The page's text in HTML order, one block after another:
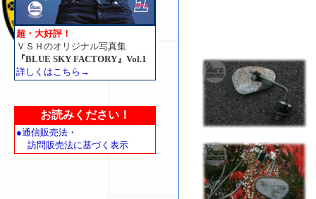
超・大好評！
ＶＳＨのオリジナル写真集
『BLUE SKY FACTORY』Vol.1
詳しくはこちら→
お読みください！
●通信販売法・
訪問販売法に基づく表示